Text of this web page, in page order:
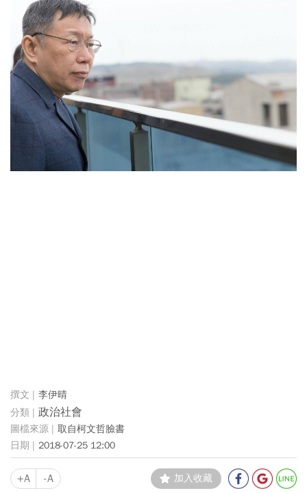
李伊晴
政治社會
取自柯文哲臉書
2018-07-25 12:00
+A -A 加入收藏